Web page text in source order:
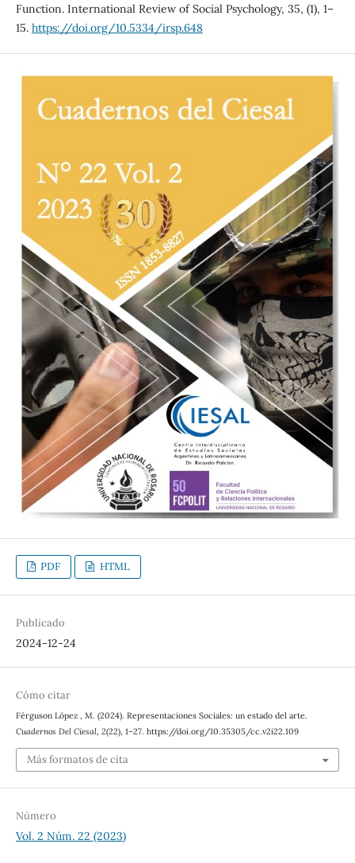
Function. International Review of Social Psychology, 35, (1), 1–
15. https://doi.org/10.5334/irsp.648
PDF HTML
Publicado
2024-12-24
Cómo citar
Férguson López , M. (2024). Representaciones Sociales: un estado del arte.
Cuadernos Del Ciesal, 2(22), 1–27. https://doi.org/10.35305/cc.v2i22.109
Más formatos de cita
Número
Vol. 2 Núm. 22 (2023)